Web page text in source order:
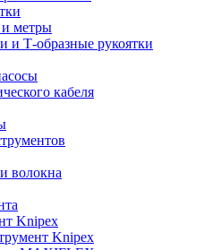
метры
Т-образные рукоятки
кабеля
волокна
Knipex
Knipex